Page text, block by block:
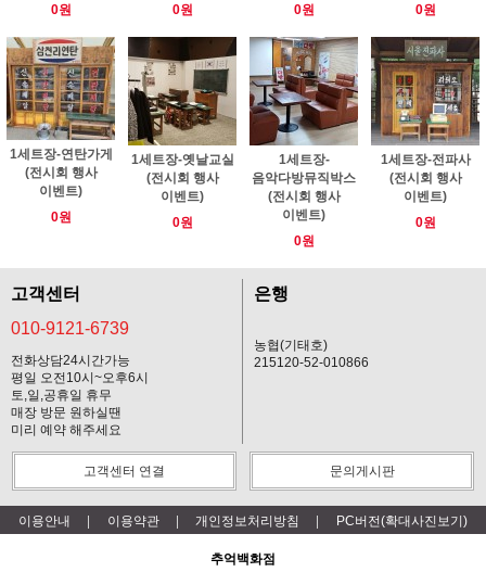
0원
0원
0원
0원
1세트장-연탄가게
(전시회 행사
이벤트)
0원
1세트장-옛날교실
(전시회 행사
이벤트)
0원
1세트장-
음악다방뮤직박스
(전시회 행사
이벤트)
0원
1세트장-전파사
(전시회 행사
이벤트)
0원
고객센터
010-9121-6739
전화상담24시간가능
평일 오전10시~오후6시
토,일,공휴일 휴무
매장 방문 원하실땐
미리 예약 해주세요
은행
농협(기태호)
215120-52-010866
고객센터 연결 문의게시판
이용안내 이용약관 개인정보처리방침 PC버전(확대사진보기)
추억백화점